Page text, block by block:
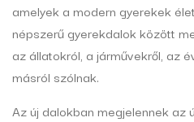
amelyek a modern gyerekek
népszerű gyerekdalok között
az állatokról, a járművekről, az
másról szólnak.
Az új dalokban megjelennek az